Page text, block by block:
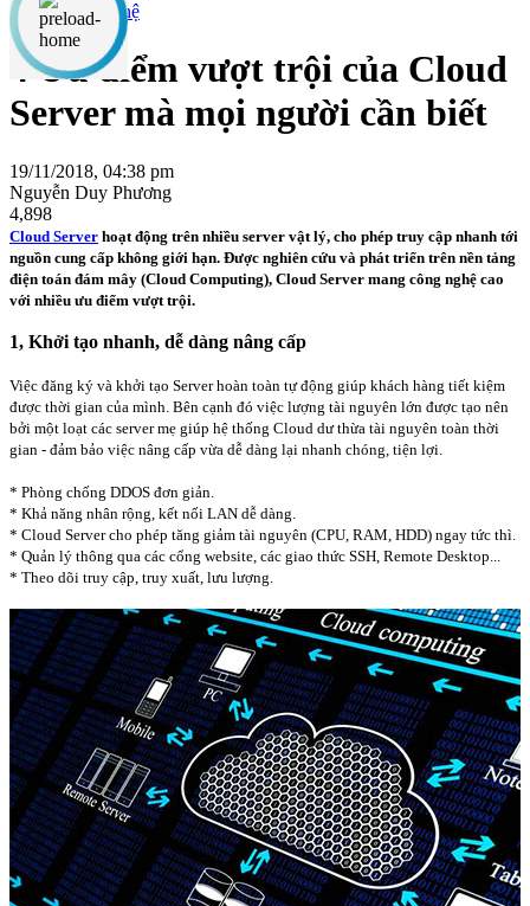
Công nghệ
4 Ưu điểm vượt trội của Cloud
Server mà mọi người cần biết
19/11/2018, 04:38 pm
Nguyễn Duy Phương
4,898
Cloud Server hoạt động trên nhiều server vật lý, cho phép truy cập nhanh tới
nguồn cung cấp không giới hạn. Được nghiên cứu và phát triển trên nền tảng
điện toán đám mây (Cloud Computing), Cloud Server mang công nghệ cao
với nhiều ưu điểm vượt trội.
1, Khởi tạo nhanh, dễ dàng nâng cấp
Việc đăng ký và khởi tạo Server hoàn toàn tự động giúp khách hàng tiết kiệm
được thời gian của mình. Bên cạnh đó việc lượng tài nguyên lớn được tạo nên
bởi một loạt các server mẹ giúp hệ thống Cloud dư thừa tài nguyên toàn thời
gian - đảm bảo việc nâng cấp vừa dễ dàng lại nhanh chóng, tiện lợi.
* Phòng chống DDOS đơn giản.
* Khả năng nhân rộng, kết nối LAN dễ dàng.
* Cloud Server cho phép tăng giảm tài nguyên (CPU, RAM, HDD) ngay tức thì.
* Quản lý thông qua các cổng website, các giao thức SSH, Remote Desktop...
* Theo dõi truy cập, truy xuất, lưu lượng.